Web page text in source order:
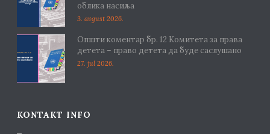
облика насиља
3. avgust 2026.
Општи коментар бр. 12 Комитета за права
детета – право детета да буде саслушано
27. jul 2026.
KONTAKT INFO